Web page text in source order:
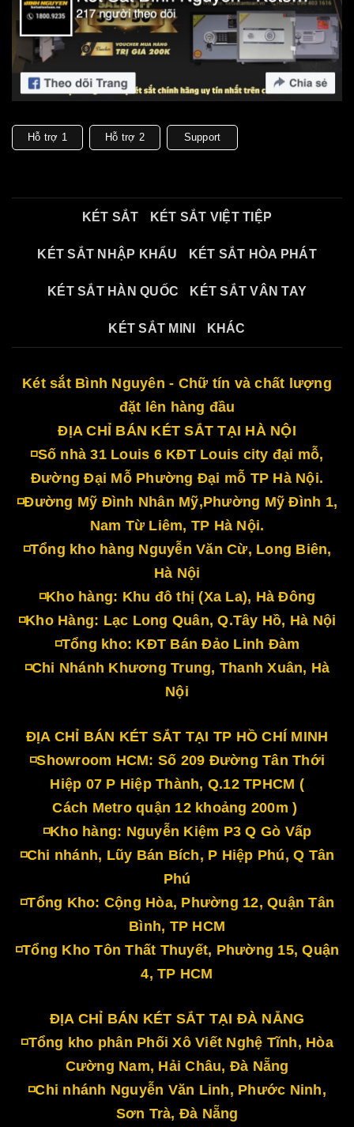
Hỗ trợ 1 Hỗ trợ 2 Support
KÉT SẮT KÉT SẮT VIỆT TIỆP
KÉT SẮT NHẬP KHẨU KÉT SẮT HÒA PHÁT
KÉT SẮT HÀN QUỐC KÉT SẮT VÂN TAY
KÉT SẮT MINI KHÁC
Két sắt Bình Nguyên - Chữ tín và chất lượng
đặt lên hàng đầu
ĐỊA CHỈ BÁN KÉT SẮT TẠI HÀ NỘI
◽Số nhà 31 Louis 6 KĐT Louis city đại mỗ,
Đường Đại Mỗ Phường Đại mỗ TP Hà Nội.
◽Đường Mỹ Đình Nhân Mỹ,Phường Mỹ Đình 1,
Nam Từ Liêm, TP Hà Nội.
◽Tổng kho hàng Nguyễn Văn Cừ, Long Biên,
Hà Nội
◽Kho hàng: Khu đô thị (Xa La), Hà Đông
◽Kho Hàng: Lạc Long Quân, Q.Tây Hồ, Hà Nội
◽Tổng kho: KĐT Bán Đảo Linh Đàm
◽Chi Nhánh Khương Trung, Thanh Xuân, Hà
Nội
ĐỊA CHỈ BÁN KÉT SẮT TẠI TP HỒ CHÍ MINH
◽Showroom HCM: Số 209 Đường Tân Thới
Hiệp 07 P Hiệp Thành, Q.12 TPHCM (
Cách Metro quận 12 khoảng 200m )
◽Kho hàng: Nguyễn Kiệm P3 Q Gò Vấp
◽Chi nhánh, Lũy Bán Bích, P Hiệp Phú, Q Tân
Phú
◽Tổng Kho: Cộng Hòa, Phường 12, Quận Tân
Bình, TP HCM
◽Tổng Kho Tôn Thất Thuyết, Phường 15, Quận
4, TP HCM
ĐỊA CHỈ BÁN KÉT SẮT TẠI ĐÀ NẴNG
◽Tổng kho phân Phối Xô Viết Nghệ Tĩnh, Hòa
Cường Nam, Hải Châu, Đà Nẵng
◽Chi nhánh Nguyễn Văn Linh, Phước Ninh,
Sơn Trà, Đà Nẵng